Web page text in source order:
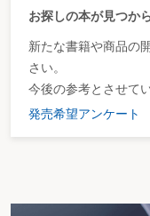
お探しの本が見つか
新たな書籍や商品の
さい。
今後の参考とさせて
発売希望アンケート